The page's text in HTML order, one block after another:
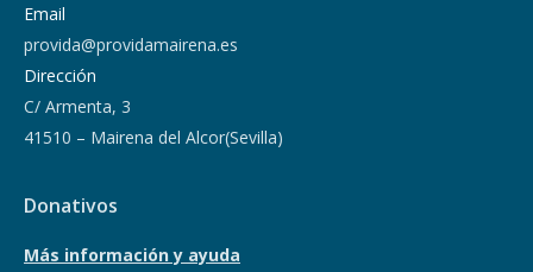
Email
provida@providamairena.es
Dirección
C/ Armenta, 3
41510 – Mairena del Alcor(Sevilla)
Donativos
Más información y ayuda